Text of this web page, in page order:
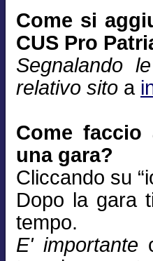
Come si
CUS Pro
Segnalando
relativo sito a
Come faccio
una gara?
Cliccando su
Dopo la gara
tempo.
E' importante